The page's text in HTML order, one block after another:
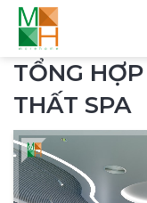
TỔNG
THẤT SPA